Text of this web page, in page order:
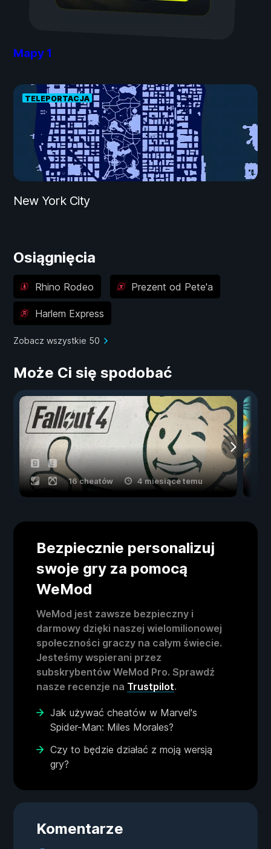
Mapy 1
TELEPORTACJA
New York City
Osiągnięcia
Rhino Rodeo Prezent od Pete'a
Harlem Express
Zobacz wszystkie 50
Może Ci się spodobać
16 cheatów 4 miesiące temu
Bezpiecznie personalizuj
swoje gry za pomocą
WeMod
WeMod jest zawsze bezpieczny i
darmowy dzięki naszej wielomilionowej
społeczności graczy na całym świecie.
Jesteśmy wspierani przez
subskrybentów WeMod Pro. Sprawdź
nasze recenzje na Trustpilot.
Jak używać cheatów w Marvel's
Spider-Man: Miles Morales?
Czy to będzie działać z moją wersją
gry?
Komentarze